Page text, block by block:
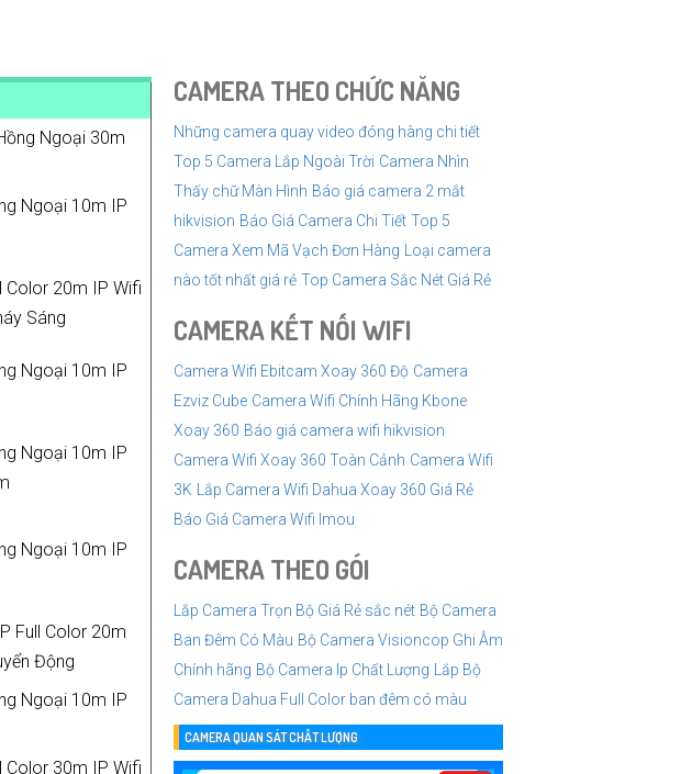
hành của bạn để có thể xem camera từ xa mọi lúc, mọi nơi.
Ngoại 30m
Ngoại 10m IP
Color 20m IP Wifi
Sáng
Ngoại 10m IP
Ngoại 10m IP
Ngoại 10m IP
Full Color 20m
Động
Ngoại 10m IP
Color 30m IP Wifi
CAMERA THEO CHỨC NĂNG
Những camera quay video đóng hàng chi tiết
Top 5 Camera Lắp Ngoài Trời Camera Nhìn
Thấy chữ Màn Hình Báo giá camera 2 mắt
hikvision Báo Giá Camera Chi Tiết Top 5
Camera Xem Mã Vạch Đơn Hàng
Loại camera
nào tốt nhất giá rẻ Top Camera Sắc Nét Giá Rẻ
CAMERA KẾT NỐI WIFI
Camera Wifi Ebitcam Xoay 360 Độ Camera
Ezviz Cube Camera Wifi Chính Hãng Kbone
Xoay 360 Báo giá camera wifi hikvision
Camera Wifi Xoay 360 Toàn Cảnh Camera Wifi
3K
Lắp Camera Wifi Dahua Xoay 360 Giá Rẻ
Báo Giá Camera Wifi Imou
CAMERA THEO GÓI
Lắp Camera Trọn Bộ Giá Rẻ sắc nét Bộ Camera
Ban Đêm Có Màu Bộ Camera Visioncop Ghi Âm
Chính hãng Bộ Camera Ip Chất Lượng
Lắp Bộ
Camera Dahua Full Color ban đêm có màu
CAMERA QUAN SÁT CHẤT LƯỢNG